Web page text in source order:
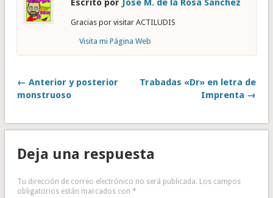
Escrito por José M. de la Rosa Sánchez
Gracias por visitar ACTILUDIS
Visita mi Página Web
← Anterior y posterior
monstruoso
Trabadas «Dr» en letra de
Imprenta →
Deja una respuesta
Tu dirección de correo electrónico no será publicada. Los campos
obligatorios están marcados con *